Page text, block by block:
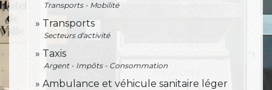
Transports - Mobilité
Transports
Secteurs d'activité
Taxis
Argent - Impôts - Consommation
Ambulance et véhicule sanitaire léger